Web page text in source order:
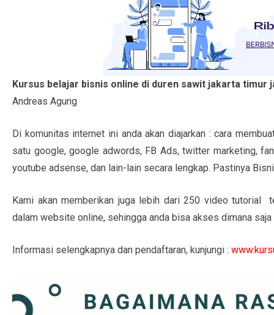
Kursus belajar bisnis online di duren sawit jakarta timur
Andreas Agung
Di komunitas internet ini anda akan diajarkan : cara
satu google, google adwords, FB Ads, twitter marketing,
youtube adsense, dan lain-lain secara lengkap. Pastinya
Kami akan memberikan juga lebih dari 250 video
dalam website online, sehingga anda bisa akses dimana saja
Informasi selengkapnya dan pendaftaran, kunjungi :